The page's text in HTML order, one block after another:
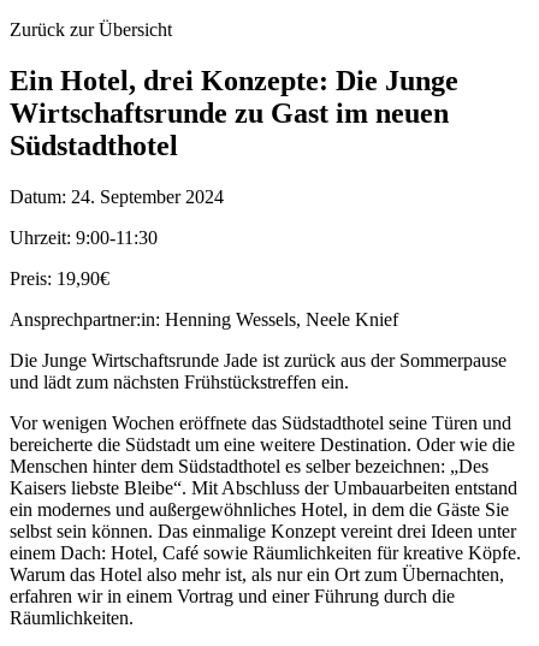
Zurück zur Übersicht
Ein Hotel, drei Konzepte: Die Junge
Wirtschaftsrunde zu Gast im neuen
Südstadthotel
Datum: 24. September 2024
Uhrzeit: 9:00-11:30
Preis: 19,90€
Ansprechpartner:in: Henning Wessels, Neele Knief
Die Junge Wirtschaftsrunde Jade ist zurück aus der Sommerpause
und lädt zum nächsten Frühstückstreffen ein.
Vor wenigen Wochen eröffnete das Südstadthotel seine Türen und
bereicherte die Südstadt um eine weitere Destination. Oder wie die
Menschen hinter dem Südstadthotel es selber bezeichnen: „Des
Kaisers liebste Bleibe“. Mit Abschluss der Umbauarbeiten entstand
ein modernes und außergewöhnliches Hotel, in dem die Gäste Sie
selbst sein können. Das einmalige Konzept vereint drei Ideen unter
einem Dach: Hotel, Café sowie Räumlichkeiten für kreative Köpfe.
Warum das Hotel also mehr ist, als nur ein Ort zum Übernachten,
erfahren wir in einem Vortrag und einer Führung durch die
Räumlichkeiten.